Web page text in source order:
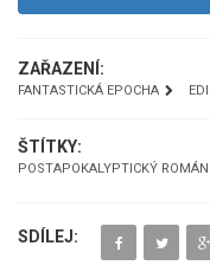
ZAŘAZENÍ:
FANTASTICKÁ EPOCHA
ŠTÍTKY:
POSTAPOKALYPTICKÝ ROMÁN
SDÍLEJ: